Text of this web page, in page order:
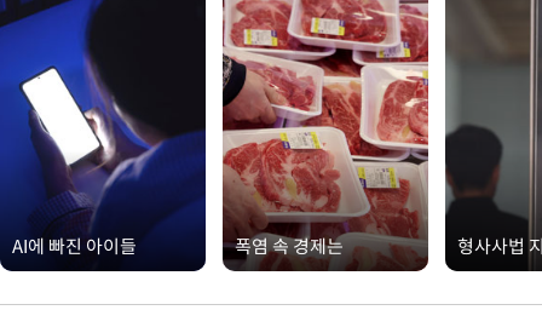
AI에 빠진 아이들 폭염 속 경제는 형사사법